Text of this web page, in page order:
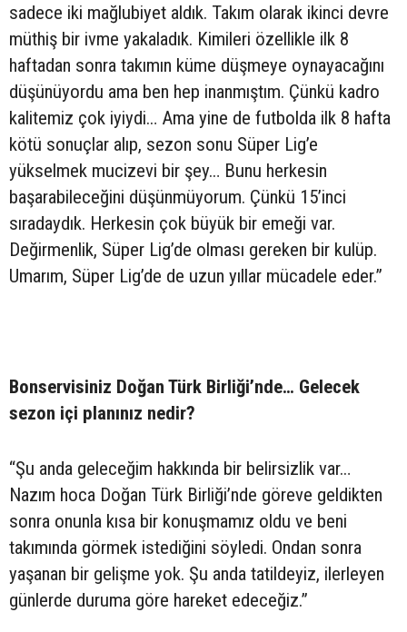
sadece iki mağlubiyet aldık. Takım olarak ikinci devre
müthiş bir ivme yakaladık. Kimileri özellikle ilk 8
haftadan sonra takımın küme düşmeye oynayacağını
düşünüyordu ama ben hep inanmıştım. Çünkü kadro
kalitemiz çok iyiydi… Ama yine de futbolda ilk 8 hafta
kötü sonuçlar alıp, sezon sonu Süper Lig’e
yükselmek mucizevi bir şey… Bunu herkesin
başarabileceğini düşünmüyorum. Çünkü 15’inci
sıradaydık. Herkesin çok büyük bir emeği var.
Değirmenlik, Süper Lig’de olması gereken bir kulüp.
Umarım, Süper Lig’de de uzun yıllar mücadele eder.”
Bonservisiniz Doğan Türk Birliği’nde… Gelecek
sezon içi planınız nedir?
“Şu anda geleceğim hakkında bir belirsizlik var…
Nazım hoca Doğan Türk Birliği’nde göreve geldikten
sonra onunla kısa bir konuşmamız oldu ve beni
takımında görmek istediğini söyledi. Ondan sonra
yaşanan bir gelişme yok. Şu anda tatildeyiz, ilerleyen
günlerde duruma göre hareket edeceğiz.”